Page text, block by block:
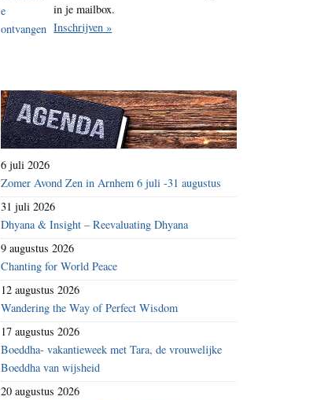
in je mailbox.
Inschrijven »
6 juli 2026
Zomer Avond Zen in Arnhem 6 juli -31 augustus
31 juli 2026
Dhyana & Insight – Reevaluating Dhyana
9 augustus 2026
Chanting for World Peace
12 augustus 2026
Wandering the Way of Perfect Wisdom
17 augustus 2026
Boeddha- vakantieweek met Tara, de vrouwelijke
Boeddha van wijsheid
20 augustus 2026